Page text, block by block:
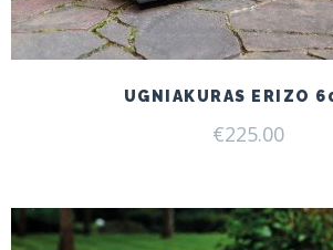
UGNIAKURAS ERIZO
€225.00